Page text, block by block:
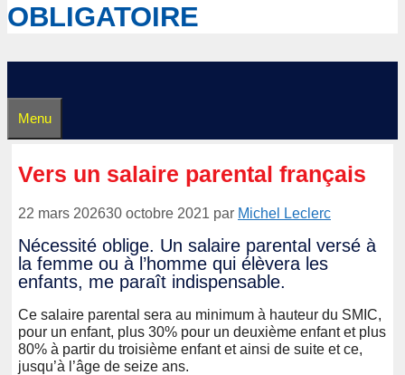
OBLIGATOIRE
Menu
Vers un salaire parental français
22 mars 202630 octobre 2021 par Michel Leclerc
Nécessité oblige. Un salaire parental versé à
la femme ou à l’homme qui élèvera les
enfants, me paraît indispensable.
Ce salaire parental sera au minimum à hauteur du SMIC,
pour un enfant, plus 30% pour un deuxième enfant et plus
80% à partir du troisième enfant et ainsi de suite et ce,
jusqu’à l’âge de seize ans.